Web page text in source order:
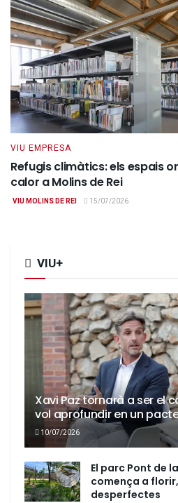
VIU EMPRESA
Refugis climàtics: els espais
calor a Molins de Rei
VIU MOLINS DE REI 15/07/2026
VIU+
Xavi Paz tornarà a ser el
vol aprofundir en un
10/07/2026
El parc Pont de
comença a
desperfectes